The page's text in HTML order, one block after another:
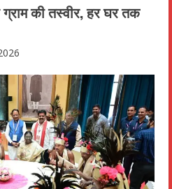
की तस्वीर, हर घर तक